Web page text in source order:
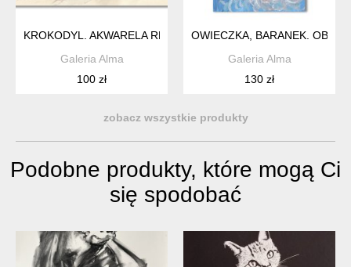
KROKODYL. AKWARELA RĘCZNIE MALOWANA.
Galeria Alma
100 zł
OWIECZKA, BARANEK.
Galeria Alma
130 zł
zobacz wszystkie produkty
Podobne produkty, które mogą Ci
się spodobać